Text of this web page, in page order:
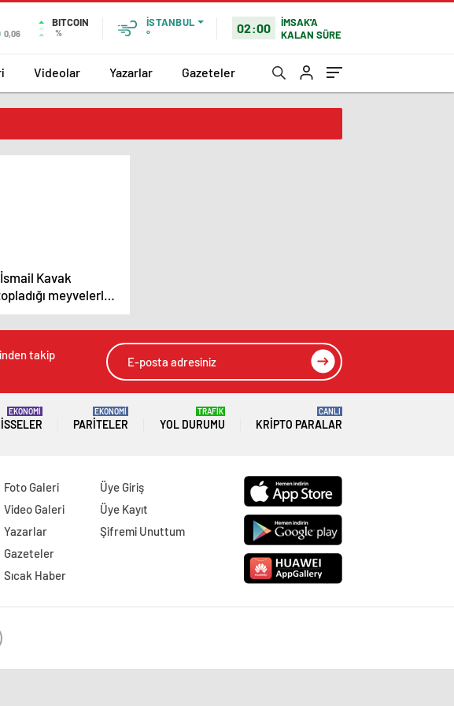
0,06
BITCOIN
%
İSTANBUL
°
02:00
İMSAK'A
KALAN SÜRE
Videolar Yazarlar Gazeteler
Kavak
meyvelerle
takip
EKONOMİ
PARITELER
EKONOMİ
YOL DURUMU
TRAFİK
KRIPTO PARALAR
CANLI
Foto Galeri
Video Galeri
Yazarlar
Gazeteler
Sıcak Haber
Üye Giriş
Üye Kayıt
Şifremi Unuttum